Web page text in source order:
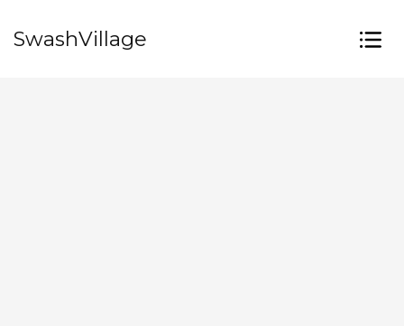
SwashVillage